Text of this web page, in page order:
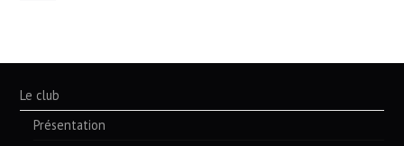
Le club
Présentation